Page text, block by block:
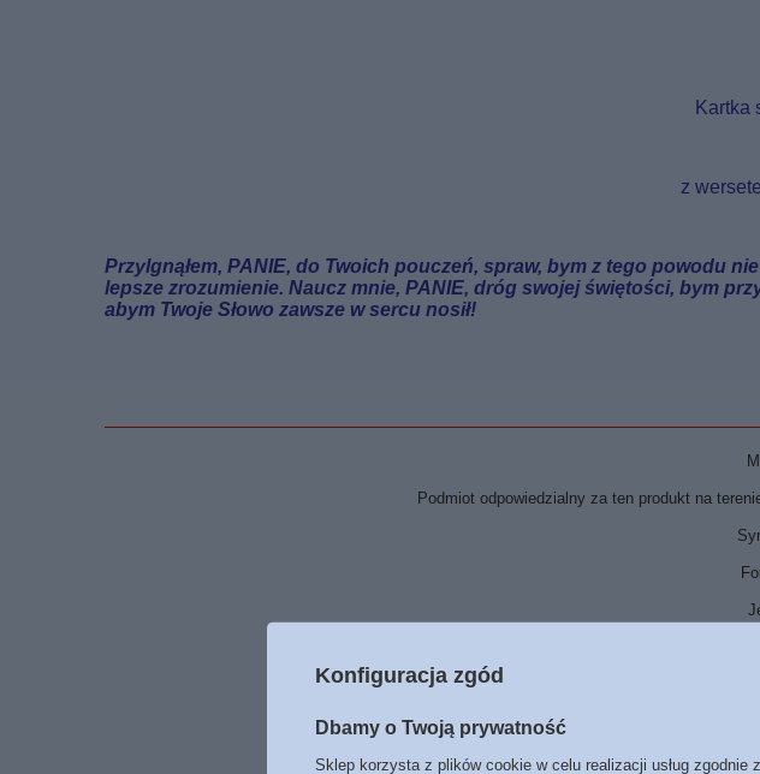
Kartka
z
Przylgnąłem, PANIE, do Twoich pouczeń, spraw, bym z tego powodu
lepsze zrozumienie. Naucz mnie, PANIE, dróg swojejświętości, bym
abym Twoje Słowo zawsze w sercu nosił!
Podmiot odpowiedzialny za ten produkt na
Konfiguracja zgód
Dbamy o Twoją prywatność
Sklep korzysta z plików cookie w celu realizacji usług zgodnie z